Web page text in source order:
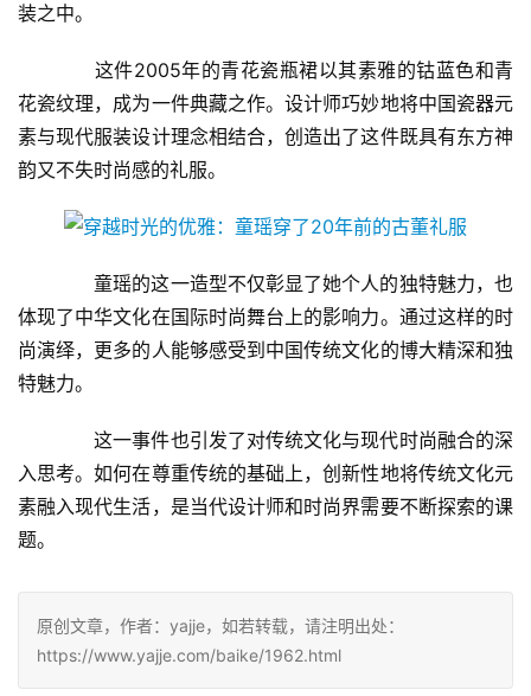
装之中。
这件2005年的青花瓷瓶裙以其素雅的钴蓝色和青
花瓷纹理，成为一件典藏之作。设计师巧妙地将中国瓷器元
素与现代服装设计理念相结合，创造出了这件既具有东方神
韵又不失时尚感的礼服。
童瑶的这一造型不仅彰显了她个人的独特魅力，也
体现了中华文化在国际时尚舞台上的影响力。通过这样的时
尚演绎，更多的人能够感受到中国传统文化的博大精深和独
特魅力。
这一事件也引发了对传统文化与现代时尚融合的深
入思考。如何在尊重传统的基础上，创新性地将传统文化元
素融入现代生活，是当代设计师和时尚界需要不断探索的课
题。
原创文章，作者：yajje，如若转载，请注明出处：
https://www.yajje.com/baike/1962.html